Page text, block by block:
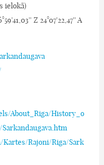
ielokā)
Z 24°07'22,47'' A
About_Riga/History_o
Rajoni/Riga/Sark